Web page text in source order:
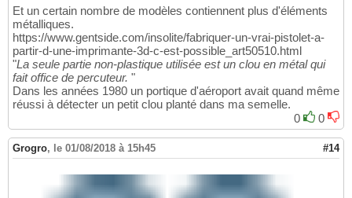
Et un certain nombre de modèles contiennent plus d'éléments
métalliques.
https://www.gentside.com/insolite/fabriquer-un-vrai-pistolet-a-
partir-d-une-imprimante-3d-c-est-possible_art50510.html
"La seule partie non-plastique utilisée est un clou en métal qui
fait office de percuteur. "
Dans les années 1980 un portique d'aéroport avait quand même
réussi à détecter un petit clou planté dans ma semelle.
0
0
Grogro, le 01/08/2018 à 15h45 #14